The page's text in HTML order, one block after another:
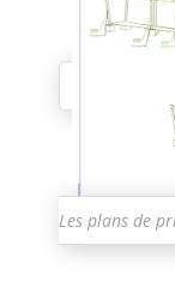
Les plans de